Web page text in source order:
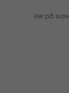
Her på